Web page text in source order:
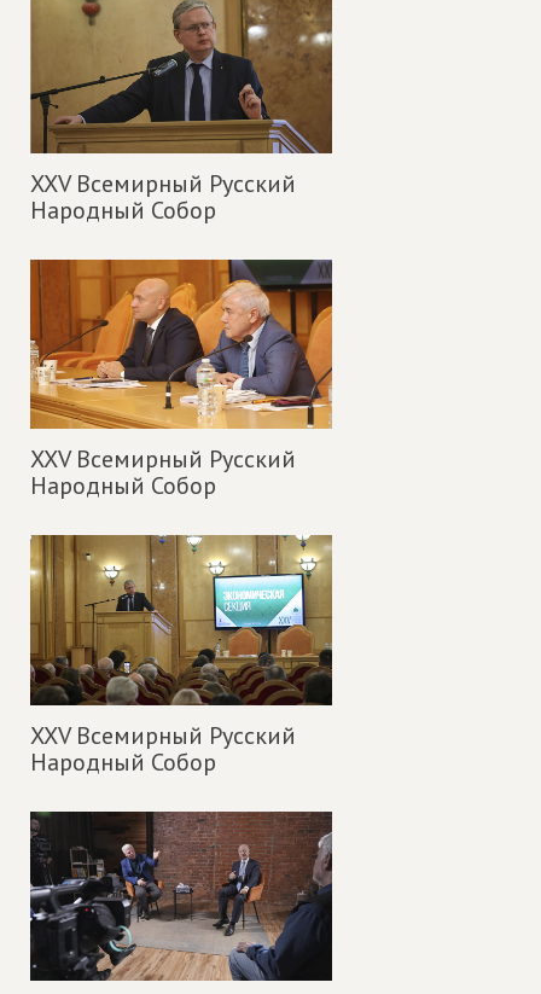
XXV Всемирный Русский
Народный Собор
XXV Всемирный Русский
Народный Собор
XXV Всемирный Русский
Народный Собор